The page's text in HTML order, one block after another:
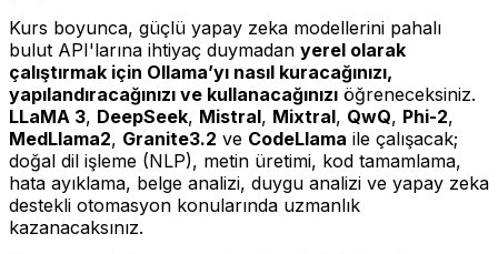
Kurs boyunca, güçlü yapay zeka modellerini pahalı
bulut API'larına ihtiyaç duymadan yerel olarak
çalıştırmak için Ollama’yı nasıl kuracağınızı,
yapılandıracağınızı ve kullanacağınızı öğreneceksiniz.
LLaMA 3, DeepSeek, Mistral, Mixtral, QwQ, Phi-2,
MedLlama2, Granite3.2 ve CodeLlama ile çalışacak;
doğal dil işleme (NLP), metin üretimi, kod tamamlama,
hata ayıklama, belge analizi, duygu analizi ve yapay zeka
destekli otomasyon konularında uzmanlık
kazanacaksınız.